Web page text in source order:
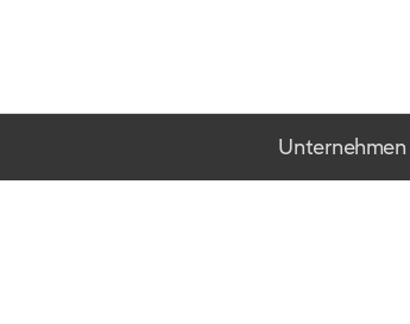
Unternehmen